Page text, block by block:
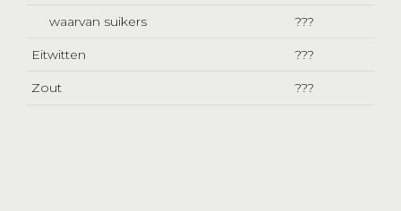
waarvan suikers ???
Eitwitten ???
Zout ???